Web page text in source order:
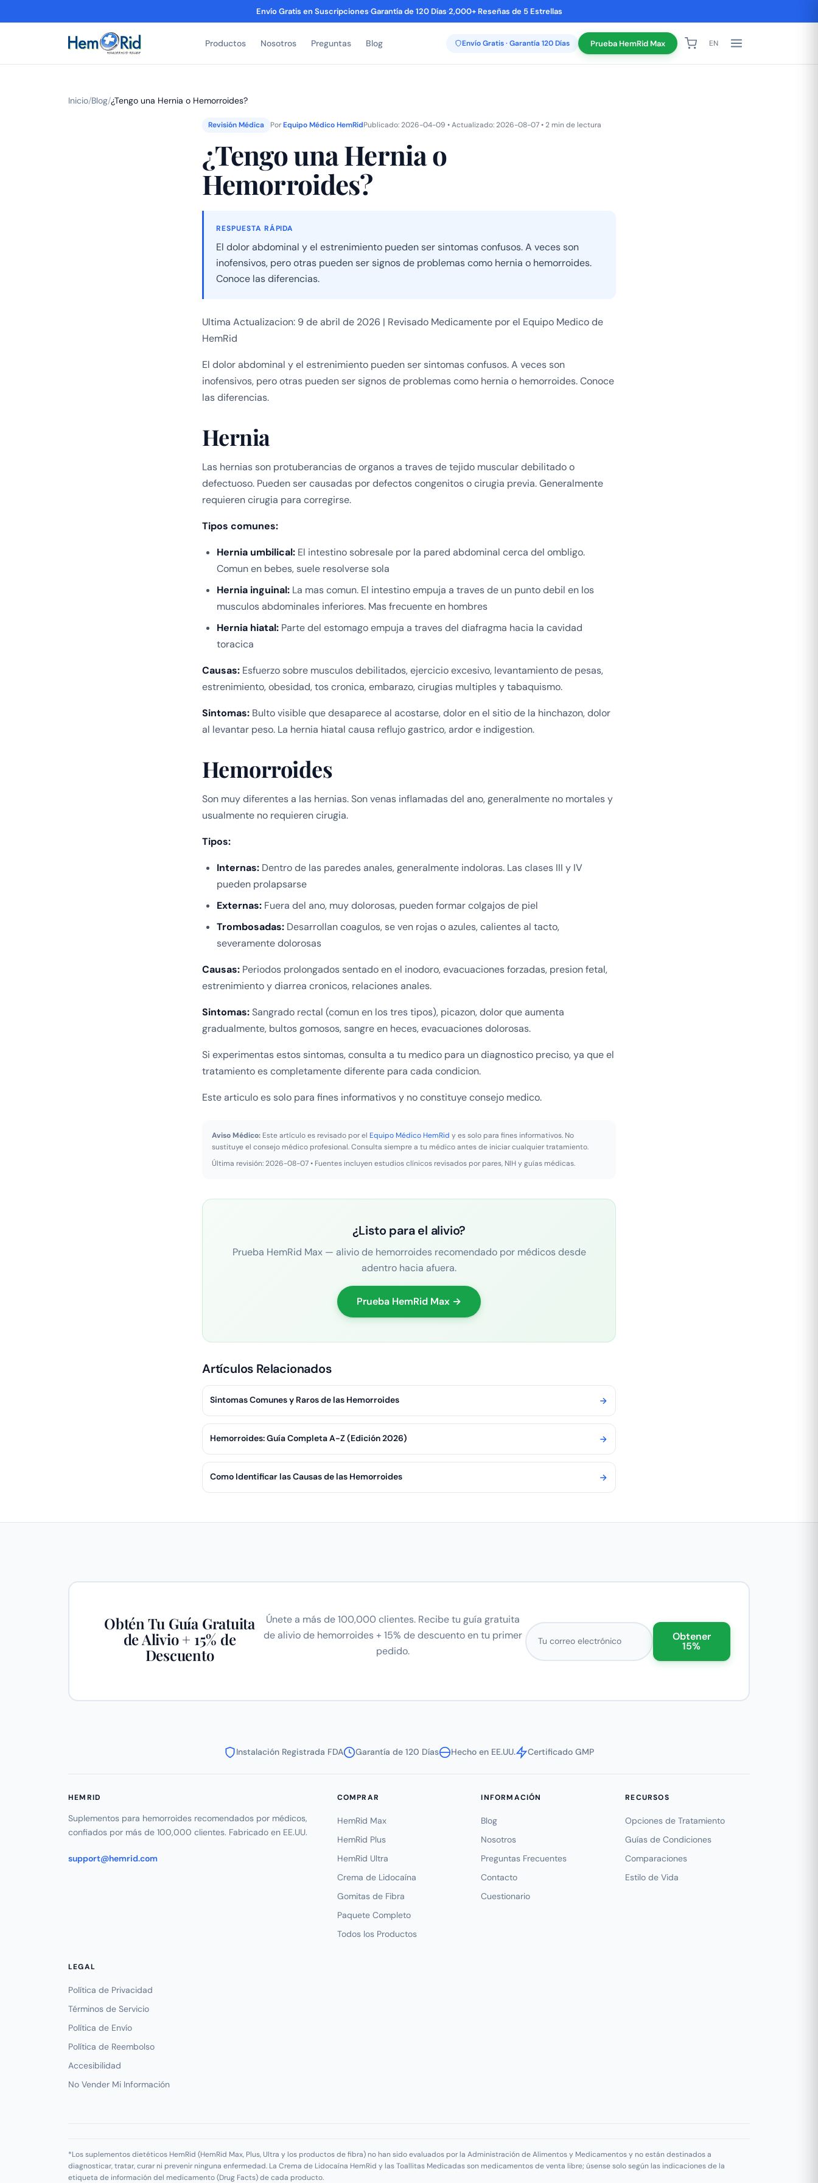
Envío Gratis en Suscripciones·Garantía de 120 Días·2,000+ Reseñas de 5 Estrellas
Productos Nosotros Preguntas Blog Envío Gratis · Garantía 120 Días Prueba HemRid Max EN
Inicio/Blog/¿Tengo una Hernia o Hemorroides?
Revisión Médica PorEquipo Médico HemRidPublicado: 2026-04-09 • Actualizado: 2026-08-07 • 2 min de lectura
¿Tengo una Hernia o
Hemorroides?
RESPUESTA RÁPIDA
El dolor abdominal y el estrenimiento pueden ser sintomas confusos. A veces son
inofensivos, pero otras pueden ser signos de problemas como hernia o hemorroides.
Conoce las diferencias.
Ultima Actualizacion: 9 de abril de 2026 | Revisado Medicamente por el Equipo Medico de
HemRid
El dolor abdominal y el estrenimiento pueden ser sintomas confusos. A veces son
inofensivos, pero otras pueden ser signos de problemas como hernia o hemorroides. Conoce
las diferencias.
Hernia
Las hernias son protuberancias de organos a traves de tejido muscular debilitado o
defectuoso. Pueden ser causadas por defectos congenitos o cirugia previa. Generalmente
requieren cirugia para corregirse.
Tipos comunes:
Hernia umbilical: El intestino sobresale por la pared abdominal cerca del ombligo.
Comun en bebes, suele resolverse sola
Hernia inguinal: La mas comun. El intestino empuja a traves de un punto debil en los
musculos abdominales inferiores. Mas frecuente en hombres
Hernia hiatal: Parte del estomago empuja a traves del diafragma hacia la cavidad
toracica
Causas: Esfuerzo sobre musculos debilitados, ejercicio excesivo, levantamiento de pesas,
estrenimiento, obesidad, tos cronica, embarazo, cirugias multiples y tabaquismo.
Sintomas: Bulto visible que desaparece al acostarse, dolor en el sitio de la hinchazon, dolor
al levantar peso. La hernia hiatal causa reflujo gastrico, ardor e indigestion.
Hemorroides
Son muy diferentes a las hernias. Son venas inflamadas del ano, generalmente no mortales y
usualmente no requieren cirugia.
Tipos:
Internas: Dentro de las paredes anales, generalmente indoloras. Las clases III y IV
pueden prolapsarse
Externas: Fuera del ano, muy dolorosas, pueden formar colgajos de piel
Trombosadas: Desarrollan coagulos, se ven rojas o azules, calientes al tacto,
severamente dolorosas
Causas: Periodos prolongados sentado en el inodoro, evacuaciones forzadas, presion fetal,
estrenimiento y diarrea cronicos, relaciones anales.
Sintomas:Sangrado rectal (comun en los tres tipos), picazon, dolor que aumenta
gradualmente, bultos gomosos, sangre en heces, evacuaciones dolorosas.
Si experimentas estos sintomas, consulta a tu medico para un diagnostico preciso, ya que el
tratamiento es completamente diferente para cada condicion.
Este articulo es solo para fines informativos y no constituye consejo medico.
Aviso Médico: Este artículo es revisado por el Equipo Médico HemRid y es solo para fines informativos. No
sustituye el consejo médico profesional. Consulta siempre a tu médico antes de iniciar cualquier tratamiento.
Última revisión: 2026-08-07 • Fuentes incluyen estudios clínicos revisados por pares, NIH y guías médicas.
¿Listo para el alivio?
Prueba HemRid Max — alivio de hemorroides recomendado por médicos desde
adentro hacia afuera.
Prueba HemRid Max →
Artículos Relacionados
Sintomas Comunes y Raros de las Hemorroides
Hemorroides: Guía Completa A-Z (Edición 2026)
Como Identificar las Causas de las Hemorroides
Obtén Tu Guía Gratuita
de Alivio + 15% de
Descuento
Únete a más de 100,000 clientes. Recibe tu guía gratuita
de alivio de hemorroides + 15% de descuento en tu primer
pedido.
Correo electrónico
Obtener
15%
Instalación Registrada FDA Garantía de 120 Días Hecho en EE.UU. Certificado GMP
HEMRID
Suplementos para hemorroides recomendados por médicos,
confiados por más de 100,000 clientes. Fabricado en EE.UU.
support@hemrid.com
COMPRAR
HemRid Max
HemRid Plus
HemRid Ultra
Crema de Lidocaína
Gomitas de Fibra
Paquete Completo
Todos los Productos
INFORMACIÓN
Blog
Nosotros
Preguntas Frecuentes
Contacto
Cuestionario
RECURSOS
Opciones de Tratamiento
Guías de Condiciones
Comparaciones
Estilo de Vida
LEGAL
Política de Privacidad
Términos de Servicio
Política de Envío
Política de Reembolso
Accesibilidad
No Vender Mi Información
*Los suplementos dietéticos HemRid (HemRid Max, Plus, Ultra y los productos de fibra) no han sido evaluados por la Administración de Alimentos y Medicamentos y no están destinados a
diagnosticar, tratar, curar ni prevenir ninguna enfermedad. La Crema de Lidocaína HemRid y las Toallitas Medicadas son medicamentos de venta libre; úsense solo según las indicaciones de la
etiqueta de información del medicamento (Drug Facts) de cada producto.